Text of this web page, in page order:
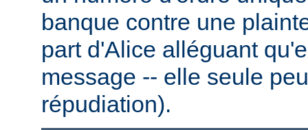
banque contre une
part d'Alice alléguant
message -- elle seule
répudiation).